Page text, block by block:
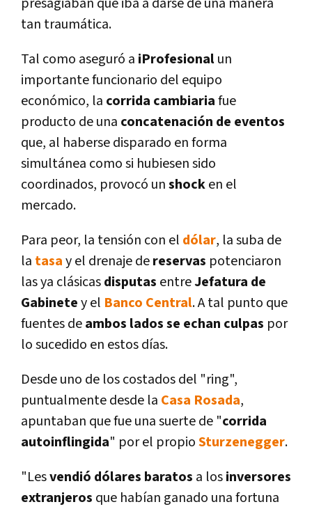
presagiaban que iba a darse de una manera
tan traumática.
Tal como aseguró a iProfesionalun
importante funcionario del equipo
económico, la corrida cambiariafue
producto de una concatenación de eventos
que, al haberse disparado en forma
simultánea como si hubiesen sido
coordinados, provocó unshocken el
mercado.
Para peor, la tensión con el dólar, la suba de
la tasay el drenaje dereservas potenciaron
las ya clásicasdisputas entreJefatura de
Gabinetey el Banco Central. A tal punto que
fuentes deambos lados se echan culpas por
lo sucedido en estos dí­as.
Desde uno de los costados del "ring",
puntualmente desde la Casa Rosada,
apuntaban que fue una suerte de "corrida
autoinflingida" por el propioSturzenegger.
"Lesvendió dólares baratos a losinversores
extranjeros que habí­an ganado una fortuna